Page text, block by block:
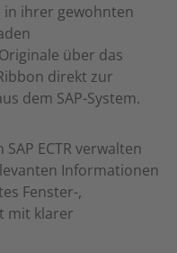
ihrer gewohnten
über das
direkt zur
dem SAP-System.
ECTR verwalten
Informationen
Fenster-,
mit klarer